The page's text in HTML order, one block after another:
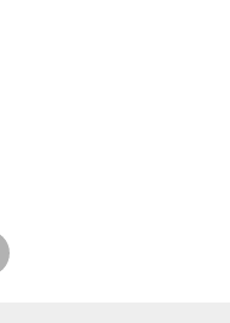
of magnifying-glass-plus